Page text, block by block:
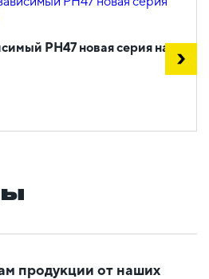
РН47 новая серия на
продукции от наших